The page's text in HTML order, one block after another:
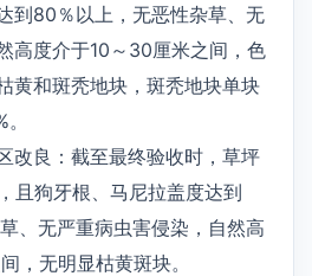
到80％以上，无恶性杂草、无
高度介于10～30厘米之间，色
黄和斑秃地块，斑秃地块单块
改良：截至最终验收时，草坪
且狗牙根、马尼拉盖度达到
、无严重病虫害侵染，自然高
，无明显枯黄斑块。